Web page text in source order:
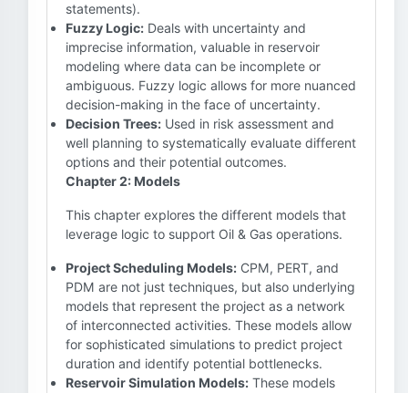
statements).
Fuzzy Logic: Deals with uncertainty and
imprecise information, valuable in reservoir
modeling where data can be incomplete or
ambiguous. Fuzzy logic allows for more nuanced
decision-making in the face of uncertainty.
Decision Trees: Used in risk assessment and
well planning to systematically evaluate different
options and their potential outcomes.
Chapter 2: Models
This chapter explores the different models that
leverage logic to support Oil & Gas operations.
Project Scheduling Models: CPM, PERT, and
PDM are not just techniques, but also underlying
models that represent the project as a network
of interconnected activities. These models allow
for sophisticated simulations to predict project
duration and identify potential bottlenecks.
Reservoir Simulation Models: These models